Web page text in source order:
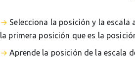
Selecciona la posición y la escala
la primera posición que es la
Aprende la posición de la escala